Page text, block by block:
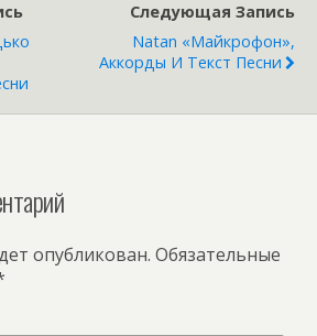
Следующая Запись
Natan «Майкрофон»,
Аккорды И Текст Песни
опубликован. Обязательные